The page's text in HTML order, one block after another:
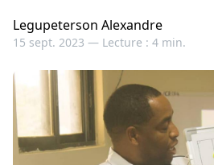
Legupeterson Alexandre
15 sept. 2023 — Lecture : 4 min.